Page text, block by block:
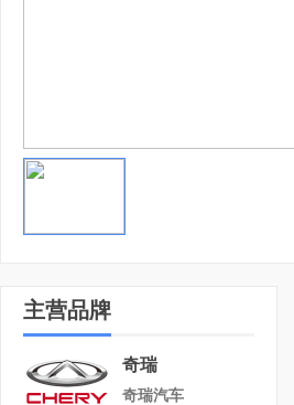
主营品牌
奇瑞
奇瑞汽车